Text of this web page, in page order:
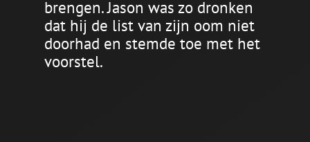
brengen. Jason was zo dronken
dat hij de list van zijn oom niet
doorhad en stemde toe met het
voorstel.